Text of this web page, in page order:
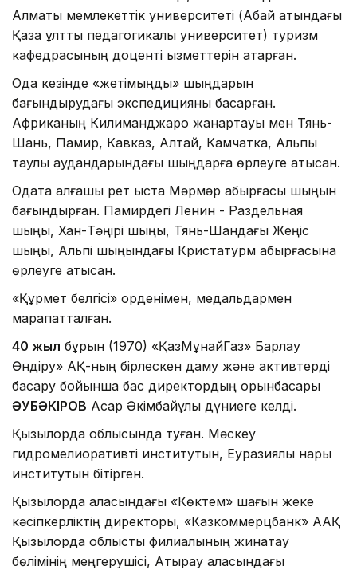
Алматы мемлекеттік университеті (Абай атындағы
Қазақ ұлттық педагогикалық университет) туризм
кафедрасының доценті қызметтерін атқарған.
Одақ кезінде «жетімыңдық» шыңдарын
бағындырудағы экспедицияны басқарған.
Африканың Килиманджаро жанартауы мен Тянь-
Шань, Памир, Кавказ, Алтай, Камчатка, Альпы
таулы аудандарындағы шыңдарға өрлеуге қатысқан.
Одақта алғашқы рет қыста Мәрмәр қабырғасы шыңын
бағындырған. Памирдегі Ленин - Раздельная
шыңы, Хан-Тәңірі шыңы, Тянь-Шандағы Жеңіс
шыңы, Альпі шыңындағы Кристатурм қабырғасына
өрлеуге қатысқан.
«Құрмет белгісі» орденімен, медальдармен
марапатталған.
40 жыл бұрын (1970) «ҚазМұнайГаз» Барлау
Өндіру» АҚ-ның бірлескен даму және активтерді
басқару бойынша бас директордың орынбасары
ӘУБӘКІРОВ Асқар Әкімбайұлы дүниеге келді.
Қызылорда облысында туған. Мәскеу
гидромелиоративті институтын, Еуразиялық нарық
институтын бітірген.
Қызылорда қаласындағы «Көктем» шағын жеке
кәсіпкерліктің директоры, «Казкоммерцбанк» ААҚ
Қызылорда облыстық филиалының жинақтау
бөлімінің меңгерушісі, Атырау қаласындағы